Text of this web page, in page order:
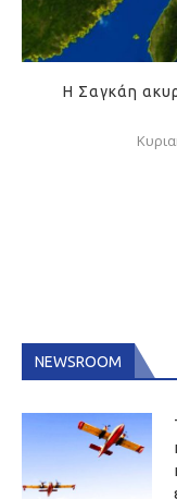
Η Σαγκάη
NEWSROOM